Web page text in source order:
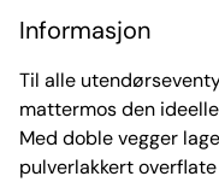
Informasjon
Til alle
mattermos den
Med doble vegger
pulverlakkert